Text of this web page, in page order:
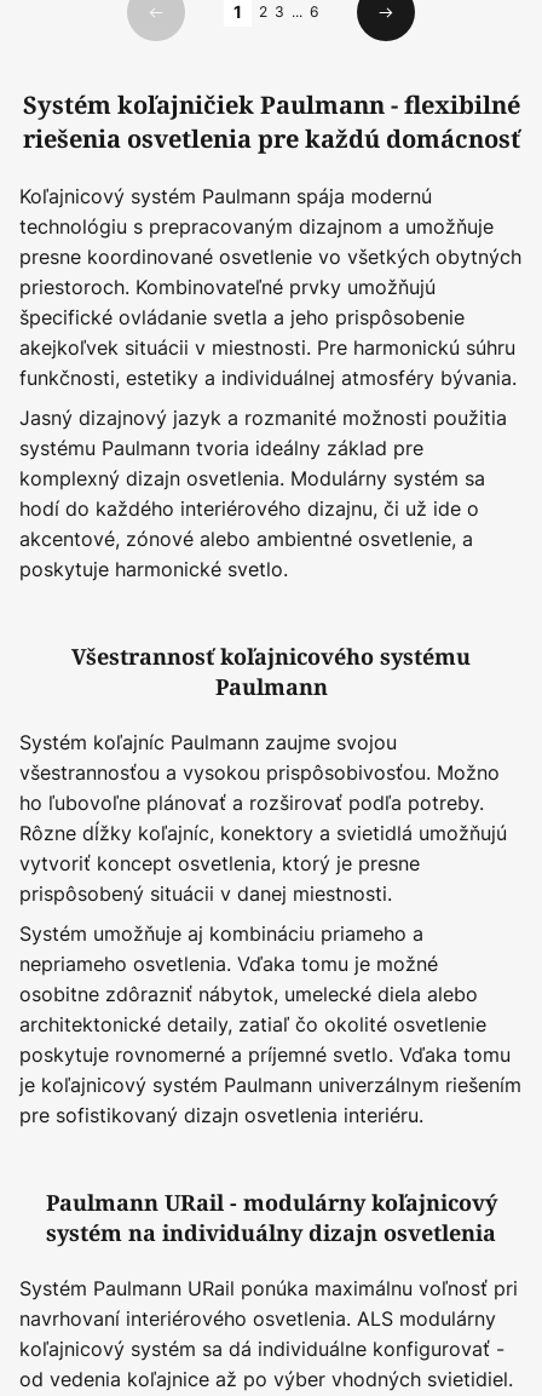
Predchádzajúci
1 2 3 ... 6
Ďalší
Systém koľajničiek Paulmann - flexibilné
riešenia osvetlenia pre každú domácnosť
Koľajnicový systém Paulmann spája modernú
technológiu s prepracovaným dizajnom a umožňuje
presne koordinované osvetlenie vo všetkých obytných
priestoroch. Kombinovateľné prvky umožňujú
špecifické ovládanie svetla a jeho prispôsobenie
akejkoľvek situácii v miestnosti. Pre harmonickú súhru
funkčnosti, estetiky a individuálnej atmosféry bývania.
Jasný dizajnový jazyk a rozmanité možnosti použitia
systému Paulmann tvoria ideálny základ pre
komplexný dizajn osvetlenia. Modulárny systém sa
hodí do každého interiérového dizajnu, či už ide o
akcentové, zónové alebo ambientné osvetlenie, a
poskytuje harmonické svetlo.
Všestrannosť koľajnicového systému
Paulmann
Systém koľajníc Paulmann zaujme svojou
všestrannosťou a vysokou prispôsobivosťou. Možno
ho ľubovoľne plánovať a rozširovať podľa potreby.
Rôzne dĺžky koľajníc, konektory a svietidlá umožňujú
vytvoriť koncept osvetlenia, ktorý je presne
prispôsobený situácii v danej miestnosti.
Systém umožňuje aj kombináciu priameho a
nepriameho osvetlenia. Vďaka tomu je možné
osobitne zdôrazniť nábytok, umelecké diela alebo
architektonické detaily, zatiaľ čo okolité osvetlenie
poskytuje rovnomerné a príjemné svetlo. Vďaka tomu
je koľajnicový systém Paulmann univerzálnym riešením
pre sofistikovaný dizajn osvetlenia interiéru.
Paulmann URail - modulárny koľajnicový
systém na individuálny dizajn osvetlenia
Systém Paulmann URail ponúka maximálnu voľnosť pri
navrhovaní interiérového osvetlenia. ALS modulárny
koľajnicový systém sa dá individuálne konfigurovať -
od vedenia koľajnice až po výber vhodných svietidiel.